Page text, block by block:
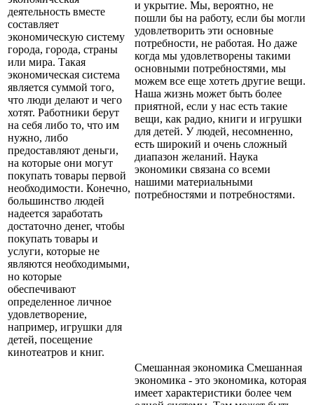
деятельность вместе
составляет
экономическую систему
города, города, страны
или мира. Такая
экономическая система
является суммой того,
что люди делают и чего
хотят. Работники берут
на себя либо то, что им
нужно, либо
предоставляют деньги,
на которые они могут
покупать товары первой
необходимости. Конечно,
большинство людей
надеется заработать
достаточно денег, чтобы
покупать товары и
услуги, которые не
являются необходимыми,
но которые
обеспечивают
определенное личное
удовлетворение,
например, игрушки для
детей, посещение
кинотеатров и книг.
и укрытие. Мы, вероятно, не
пошли бы на работу, если бы могли
удовлетворить эти основные
потребности, не работая. Но даже
когда мы удовлетворены такими
основными потребностями, мы
можем все еще хотеть другие вещи.
Наша жизнь может быть более
приятной, если у нас есть такие
вещи, как радио, книги и игрушки
для детей. У людей, несомненно,
есть широкий и очень сложный
диапазон желаний. Наука
экономики связана со всеми
нашими материальными
потребностями и потребностями.
Смешанная экономика Смешанная
экономика - это экономика, которая
имеет характеристики более чем